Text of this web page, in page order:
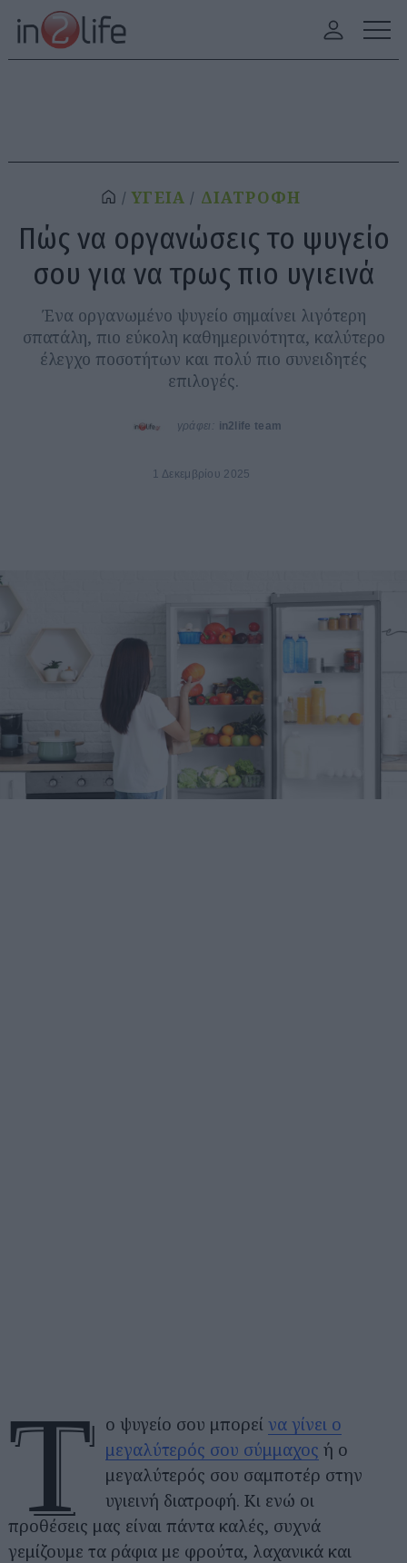
ΥΓΕΙΑ ΔΙΑΤΡΟΦΗ
Πώς να οργανώσεις το ψυγείο
σου για να τρως πιο υγιεινά
Ένα οργανωμένο ψυγείο σημαίνει λιγότερη
σπατάλη, πιο εύκολη καθημερινότητα, καλύτερο
έλεγχο ποσοτήτων και πολύ πιο συνειδητές
επιλογές.
γράφει: in2life team
1 Δεκεμβρίου 2025
Τ ο ψυγείο σου μπορείνα γίνει ο
μεγαλύτερός σου σύμμαχος ή ο
μεγαλύτερός σου σαμποτέρ στην
υγιεινή διατροφή. Κι ενώ οι
προθέσεις μας είναι πάντα καλές, συχνά
γεμίζουμε τα ράφια με φρούτα, λαχανικά και